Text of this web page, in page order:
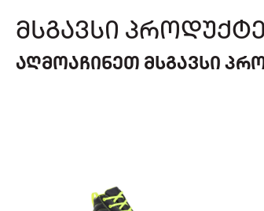
ᲛᲡᲒᲐᲕᲡᲘ
ᲐᲦᲛᲝᲐᲩᲘᲜᲔᲗ ᲛᲡᲒᲐᲕᲡᲘ